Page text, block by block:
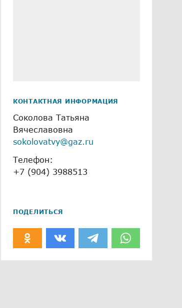
КОНТАКТНАЯ ИНФОРМАЦИЯ
Соколова Татьяна
Вячеславовна
sokolovatvy@gaz.ru
Телефон:
+7 (904) 3988513
ПОДЕЛИТЬСЯ